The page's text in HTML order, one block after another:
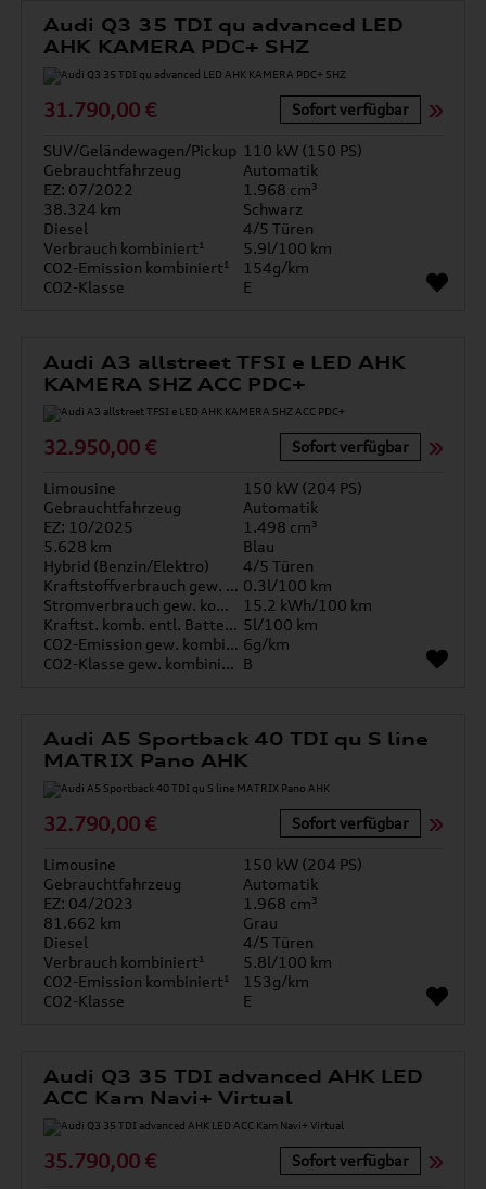
Audi Q3 35 TDI qu advanced LED
AHK KAMERA PDC+ SHZ
31.790,00 € Sofort verfügbar
SUV/Geländewagen/Pickup 110 kW (150 PS)
Gebrauchtfahrzeug
Automatik
EZ: 07/2022
1.968 cm³
38.324 km
Schwarz
Diesel
4/5 Türen
Verbrauch kombiniert¹
5.9l/100 km
CO2-Emission kombiniert¹
154g/km
CO2-Klasse
E
Audi A3 allstreet TFSI e LED AHK
KAMERA SHZ ACC PDC+
32.950,00 € Sofort verfügbar
Limousine
150 kW (204 PS)
Gebrauchtfahrzeug
Automatik
EZ: 10/2025
1.498 cm³
5.628 km
Blau
Hybrid (Benzin/Elektro)
4/5 Türen
Kraftstoffverbrauch gew. kombiniert 0.3l/100 km
Stromverbrauch gew. kombiniert
15.2 kWh/100 km
Kraftst. komb. entl. Batterie 5l/100 km
CO2-Emission gew. kombiniert 6g/km
CO2-Klasse gew. kombiniert B
Audi A5 Sportback 40 TDI qu S line
MATRIX Pano AHK
32.790,00 € Sofort verfügbar
Limousine
150 kW (204 PS)
Gebrauchtfahrzeug
Automatik
EZ: 04/2023
1.968 cm³
81.662 km
Grau
Diesel
4/5 Türen
Verbrauch kombiniert¹
5.8l/100 km
CO2-Emission kombiniert¹
153g/km
CO2-Klasse
E
Audi Q3 35 TDI advanced AHK LED
ACC Kam Navi+ Virtual
35.790,00 € Sofort verfügbar